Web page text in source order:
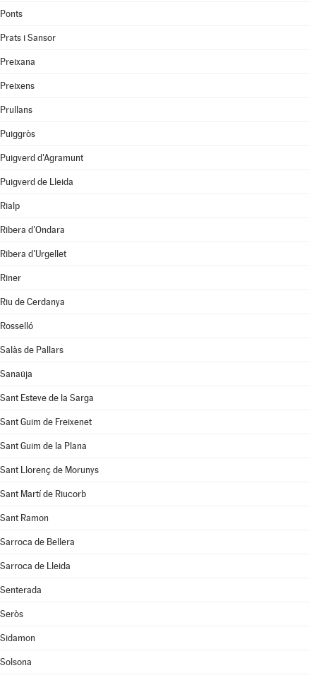
Ponts
Prats i Sansor
Preixana
Preixens
Prullans
Puiggròs
Puigverd d'Agramunt
Puigverd de Lleida
Rialp
Ribera d'Ondara
Ribera d'Urgellet
Riner
Riu de Cerdanya
Rosselló
Salàs de Pallars
Sanaüja
Sant Esteve de la Sarga
Sant Guim de Freixenet
Sant Guim de la Plana
Sant Llorenç de Morunys
Sant Martí de Riucorb
Sant Ramon
Sarroca de Bellera
Sarroca de Lleida
Senterada
Seròs
Sidamon
Solsona